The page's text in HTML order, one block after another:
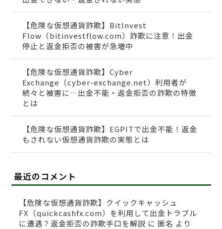
【危険な仮想通貨詐欺】BitInvest
Flow（bitinvestflow.com）詐欺に注意！出金
停止と返金拒否の被害が急増中
【危険な仮想通貨詐欺】Cyber
Exchange（cyber-exchange.net）利用者が
続々と被害に…出金不能・返金拒否の詐欺の特徴
とは
【危険な仮想通貨詐欺】EGPITで出金不能！返金
もされない仮想通貨詐欺の実態とは
最近のコメント
【危険な仮想通貨詐欺】クイックキャッシュ
FX（quickcashfx.com）を利用して出金トラブル
に遭遇？返金拒否の詐欺手口を解説 に 匿名 より